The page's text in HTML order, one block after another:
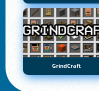
GrindCraft